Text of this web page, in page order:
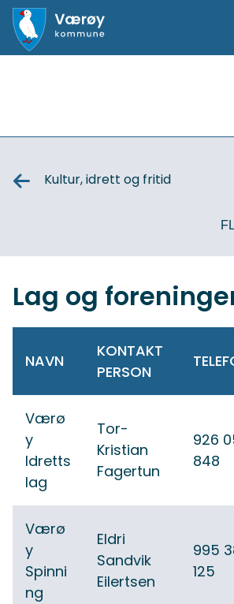
Kultur, idrett og fritid
Lag og
NAVN
KONTAKT
PERSON
Værø
y
Idretts
lag
Tor-
Kristian
Fagertun
926
848
Værø
y
Spinni
ng
Eldri
Sandvik
Eilertsen
995
125